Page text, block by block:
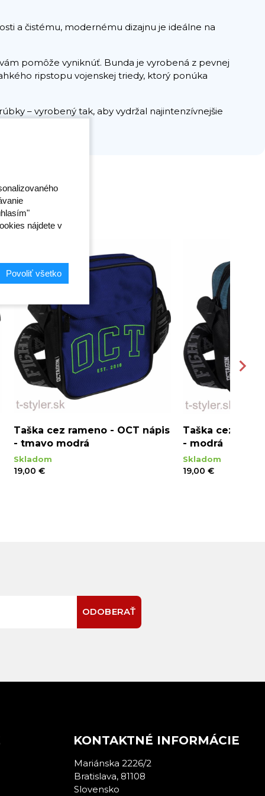
a čistému, modernému dizajnu je ideálne na
pomôže vyniknúť. Bunda je vyrobená z pevnej
ripstopu vojenskej triedy, ktorý ponúka
– vyrobený tak, aby vydržal najintenzívnejšie
aj turnaje.
Taška cez rameno - OCT nápis
- tmavo modrá
Skladom
19,00 €
Taška cez
- modrá
Skladom
19,00 €
ODOBERAŤ
KONTAKTNÉ INFORMÁCIE
Mariánska 2226/2
Bratislava, 81108
Slovensko
nájdete v
Povoliť všetko